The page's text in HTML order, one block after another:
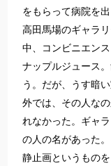
をもらって病院を
高田馬場のギャラ
中、コンビニエン
ナップルジュース
う。だが、うす暗
外では、その人な
れなかった。ギャ
の人の名があった。
静止画というもの